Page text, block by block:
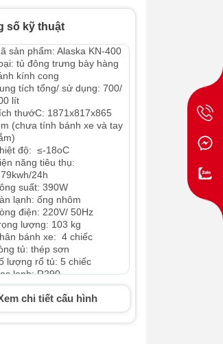
số kỹ thuật
sản phẩm: Alaska KN-400
tủ đông trưng bày hàng
kính cong
tích tổng/ sử dụng: 700/
lít
thướC: 1871x817x865
(chưa tính bánh xe và tay
độ: ≤-18oC
năng tiêu thụ:
24h
suất: 390W
lạnh: ống nhôm
điện: 220V/ 50Hz
lượng: 103 kg
bánh xe: 4 chiếc
tủ: thép sơn
lượng rổ tủ: 5 chiếc
lanh: R290
hành chính hãng 2 năm
chi tiết cấu hình